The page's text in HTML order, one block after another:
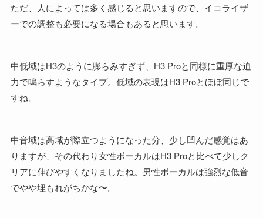
ただ、人によっては多く感じると思いますので、イコライザ
ーでの調整も必要になる場合もあると思います。
中低域はH3のように膨らみすぎず、H3 Proと同様に重厚な迫
力で鳴らすようなタイプ。低域の表現はH3 Proとほぼ同じで
すね。
中音域は高域が際立つようになった分、少し凹んだ感覚はあ
りますが、その代わり女性ボーカルはH3 Proと比べて少しク
リアに伸びやすくなりましたね。男性ボーカルは強烈な低音
でやや埋もれがちかな〜。